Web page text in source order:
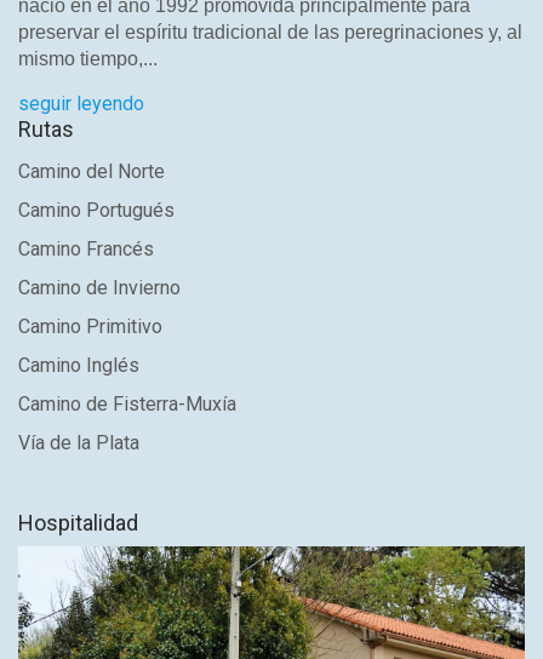
nació en el año 1992 promovida principalmente para
preservar el espíritu tradicional de las peregrinaciones y, al
mismo tiempo,...
seguir leyendo
Rutas
Camino del Norte
Camino Portugués
Camino Francés
Camino de Invierno
Camino Primitivo
Camino Inglés
Camino de Fisterra-Muxía
Vía de la Plata
Hospitalidad